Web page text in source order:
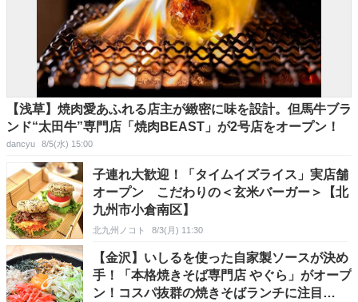
【浅草】焼肉愛あふれる店主が緻密に味を設計。但馬牛ブラ
ンド“太田牛”専門店「焼肉BEAST」が2号店をオープン！
dancyu 8/5(水) 15:00
子連れ大歓迎！「タイムイズライス」実店舗
オープン こだわりの＜玄米バーガー＞【北
九州市小倉南区】
北九州ノコト 8/3(月) 11:30
【金沢】いしるを使った自家製ソースが決め
手！「本格焼きそば専門店 やぐら」がオープ
ン！コスパ抜群の焼きそばランチに注目